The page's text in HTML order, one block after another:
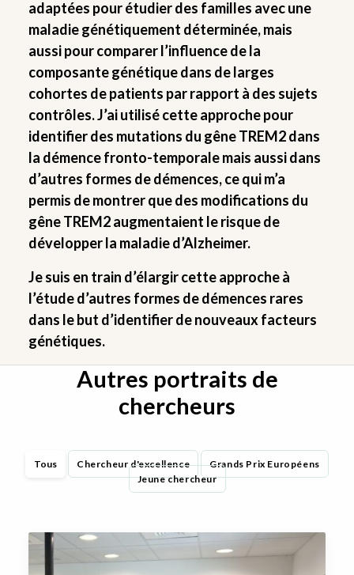
adaptées pour étudier des familles avec une
maladie génétiquement déterminée, mais
aussi pour comparer l’influence de la
composante génétique dans de larges
cohortes de patients par rapport à des sujets
contrôles. J’ai utilisé cette approche pour
identifier des mutations du gêne TREM2 dans
la démence fronto-temporale mais aussi dans
d’autres formes de démences, ce qui m’a
permis de montrer que des modifications du
gêne TREM2 augmentaient le risque de
développer la maladie d’Alzheimer.
Je suis en train d’élargir cette approche à
l’étude d’autres formes de démences rares
dans le but d’identifier de nouveaux facteurs
génétiques.
Autres portraits de
chercheurs
Tous Chercheur d'excellence
Grands Prix Européens
Jeune chercheur